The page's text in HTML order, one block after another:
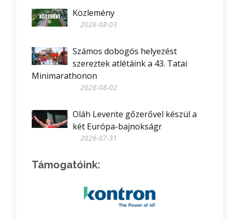
Közlemény
2026-08-03
Számos dobogós helyezést
szereztek atlétáink a 43. Tatai
Minimarathonon
2026-08-02
Oláh Levente gőzerővel készül a
két Európa-bajnokságr
2026-07-31
Támogatóink: